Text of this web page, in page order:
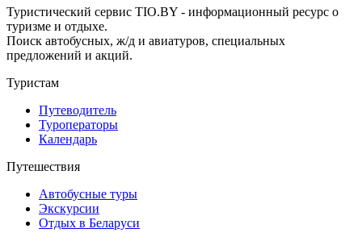
Туристический сервис TIO.BY - информационный ресурс о
туризме и отдыхе.
Поиск автобусных, ж/д и авиатуров, специальных
предложений и акций.
Туристам
Путеводитель
Туроператоры
Календарь
Путешествия
Автобусные туры
Экскурсии
Отдых в Беларуси